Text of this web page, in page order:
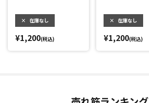
× 在庫なし
¥1,200(税込)
× 在庫なし
¥1,200(税込)